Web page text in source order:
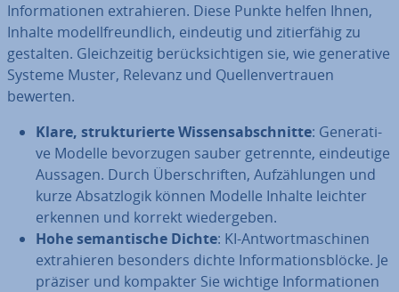
In­for­ma­tio­nen ex­tra­hie­ren. Diese Punkte helfen Ihnen,
Inhalte mo­dell­freund­lich, eindeutig und zi­tier­fä­hig zu
gestalten. Gleich­zei­tig be­rück­sich­ti­gen sie, wie ge­ne­ra­ti­ve
Systeme Muster, Relevanz und Quel­len­ver­trau­en
bewerten.
Klare, struk­tu­rier­te Wis­sens­ab­schnit­te: Ge­ne­ra­ti­
ve Modelle be­vor­zu­gen sauber getrennte, ein­deu­ti­ge
Aussagen. Durch Über­schrif­ten, Auf­zäh­lun­gen und
kurze Ab­satz­lo­gik können Modelle Inhalte leichter
erkennen und korrekt wie­der­ge­ben.
Hohe se­man­ti­sche Dichte: KI-Ant­wort­ma­schi­nen
ex­tra­hie­ren besonders dichte In­for­ma­ti­ons­blö­cke. Je
präziser und kompakter Sie wichtige In­for­ma­tio­nen